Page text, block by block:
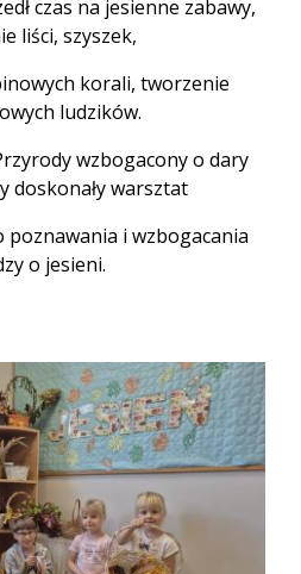
czas na jesienne zabawy,
liści, szyszek,
korali, tworzenie
ludzików.
wzbogacony o dary
doskonały warsztat
poznawania i wzbogacania
o jesieni.